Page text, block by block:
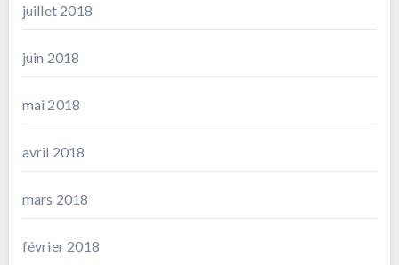
juillet 2018
juin 2018
mai 2018
avril 2018
mars 2018
février 2018